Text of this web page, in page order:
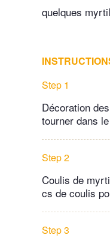
quelques
Step 1
Décoration
tourner dans
Step 2
Coulis de
cs de coulis
Step 3